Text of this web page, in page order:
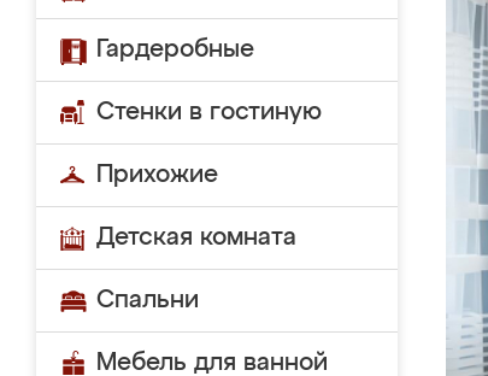
Гардеробные
Стенки в гостиную
Прихожие
Детская комната
Спальни
Мебель для ванной